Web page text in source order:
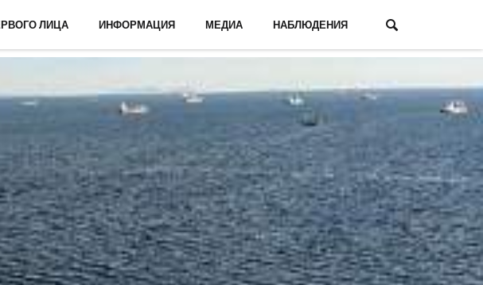
ЛИЦА ИНФОРМАЦИЯ МЕДИА НАБЛЮДЕНИЯ